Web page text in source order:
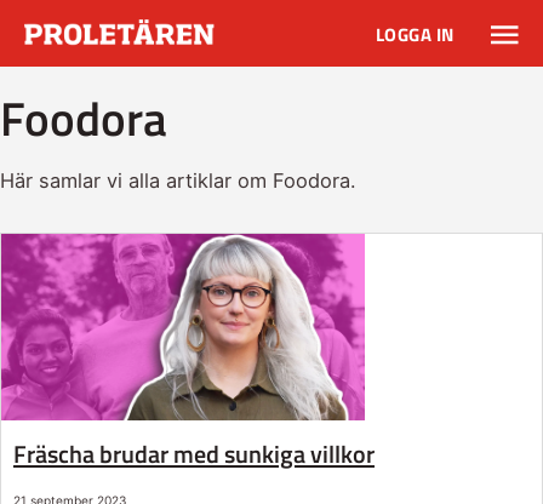
LOGGA IN
Foodora
Här samlar vi alla artiklar om Foodora.
Fräscha brudar med sunkiga villkor
21 september 2023